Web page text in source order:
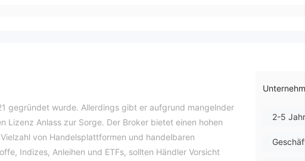
gegründet wurde. Allerdings gibt er aufgrund mangelnder
Lizenz Anlass zur Sorge. Der Broker bietet einen hohen
von Handelsplattformen und handelbaren
Indizes, Anleihen und ETFs, sollten Händler Vorsicht
2-5